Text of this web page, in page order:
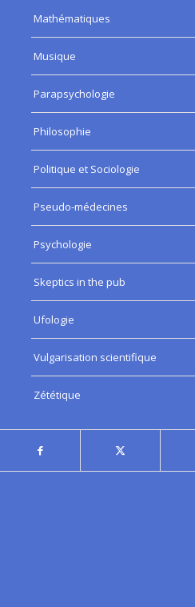
Mathématiques
Musique
Parapsychologie
Philosophie
Politique et Sociologie
Pseudo-médecines
Psychologie
Skeptics in the pub
Ufologie
Vulgarisation scientifique
Zététique